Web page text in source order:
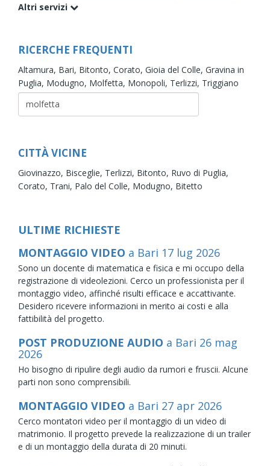
Altri servizi
RICERCHE FREQUENTI
Altamura, Bari, Bitonto, Corato, Gioia del Colle, Gravina in
Puglia, Modugno, Molfetta, Monopoli, Terlizzi, Triggiano
CITTÀ VICINE
Giovinazzo, Bisceglie, Terlizzi, Bitonto, Ruvo di Puglia,
Corato, Trani, Palo del Colle, Modugno, Bitetto
ULTIME RICHIESTE
MONTAGGIO VIDEO a Bari 17 lug 2026
Sono un docente di matematica e fisica e mi occupo della
registrazione di videolezioni. Cerco un professionista per il
montaggio video, affinché risulti efficace e accattivante.
Desidero ricevere informazioni in merito ai costi e alla
fattibilità del progetto.
POST PRODUZIONE AUDIO a Bari 26 mag
2026
Ho bisogno di ripulire degli audio da rumori e fruscii. Alcune
parti non sono comprensibili.
MONTAGGIO VIDEO a Bari 27 apr 2026
Cerco montatori video per il montaggio di un video di
matrimonio. Il progetto prevede la realizzazione di un trailer
e di un montaggio della durata di 20 minuti.